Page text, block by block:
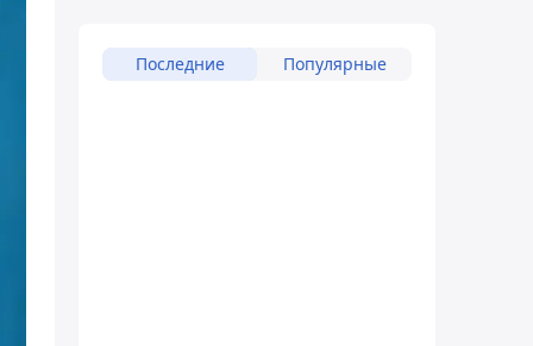
Последние Популярные